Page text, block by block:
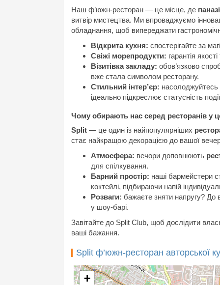
Наш ф’южн-ресторан — це місце, де
витвір мистецтва. Ми впроваджуємо
обладнання, щоб випереджати
Відкрита кухня: спостерігайте за
Свіжі морепродукти: гарантія
Візитівка закладу: обов’язково
вже стала символом ресторану.
Стильний інтер’єр:
ідеально підкреслює статусність
Чому обирають нас серед ресторанів у
Split — це один із найпопулярніших
стає найкращою декорацією до вашої
Атмосфера: вечори доповнюють
для спілкування.
Барний простір: наші бармейстери
коктейлі, підбираючи напій
Розваги: бажаєте зняти напругу? До
у шоу-барі.
Завітайте до Split Club, щоб дослідити
ваші бажання.
Split ф’южн-ресторан авторської
+